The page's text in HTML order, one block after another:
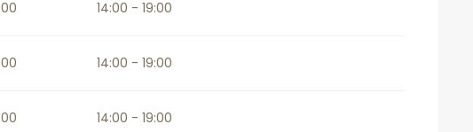
14:00 - 19:00
14:00 - 19:00
14:00 - 19:00